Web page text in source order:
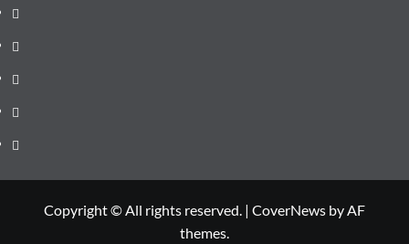
Sănătate
Litoral
Joburi
Politică
Comunicate
Copyright © All rights reserved. | CoverNews by AF
themes.